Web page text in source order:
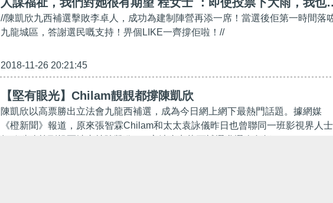
撐她 林小姐：入得廚房出得廳堂
//陳凱欣九西補選擊敗李卓人，成功為建制陣營再添一席！當選後佢第一時間落
九龍城區，答謝選民嘅支持！畀個LIKE一齊撐佢啦！//
2018-11-26 20:21:45
【堅有眼光】Chilam靚靚都撐陳凱欣
陳凱欣以高票勝出立法會九龍西補選，成為今日網上網下最熱門話題。據網媒
《橙新聞》報道，原來張智霖Chilam和太太袁詠儀昨日也曾聯同一班影視界人士